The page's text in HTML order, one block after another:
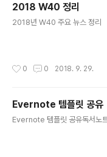
2018 W40 정리
2018년 W40 주요 뉴스 정리
0 0 2018. 9. 29.
Evernote 템플릿 공유
Evernote 템플릿 공유독서노